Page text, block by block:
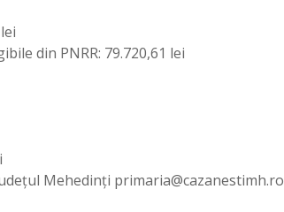
din PNRR: 79.720,61 lei
Mehedinți primaria@cazanestimh.ro